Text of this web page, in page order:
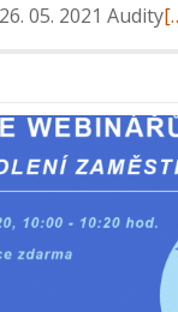
05. 2021 Audity